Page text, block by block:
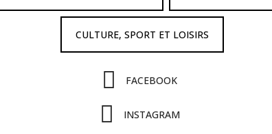
CULTURE, SPORT ET LOISIRS
FACEBOOK
INSTAGRAM